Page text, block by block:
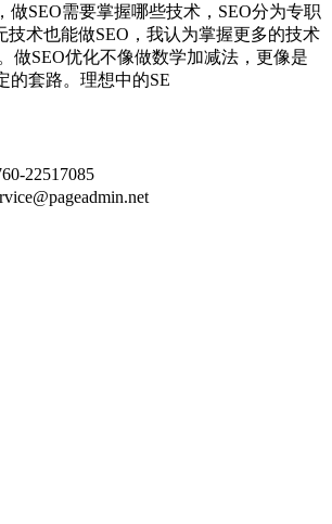
做SEO需要掌握哪些技术，SEO分为专职
技术也能做SEO，我认为掌握更多的技术
做SEO优化不像做数学加减法，更像是
的套路。理想中的SE
22517085